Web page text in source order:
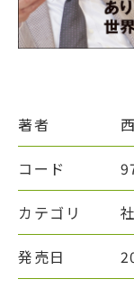
著者
コード
カテゴリ
発売日